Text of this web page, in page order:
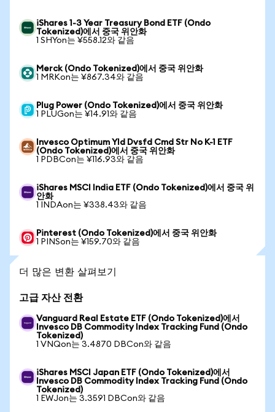
iShares 1-3 Year Treasury Bond ETF (Ondo
Tokenized)에서 중국 위안화
1 SHYon는 ¥558.12와 같음
Merck (Ondo Tokenized)에서 중국 위안화
1 MRKon는 ¥867.34와 같음
Plug Power (Ondo Tokenized)에서 중국 위안화
1 PLUGon는 ¥14.91와 같음
Invesco Optimum Yld Dvsfd Cmd Str No K-1 ETF
(Ondo Tokenized)에서 중국 위안화
1 PDBCon는 ¥116.93와 같음
iShares MSCI India ETF (Ondo Tokenized)에서 중국 위
안화
1 INDAon는 ¥338.43와 같음
Pinterest (Ondo Tokenized)에서 중국 위안화
1 PINSon는 ¥159.70와 같음
더 많은 변환 살펴보기
고급 자산 전환
Vanguard Real Estate ETF (Ondo Tokenized)에서
Invesco DB Commodity Index Tracking Fund (Ondo
Tokenized)
1 VNQon는 3.4870 DBCon와 같음
iShares MSCI Japan ETF (Ondo Tokenized)에서
Invesco DB Commodity Index Tracking Fund (Ondo
Tokenized)
1 EWJon는 3.3591 DBCon와 같음